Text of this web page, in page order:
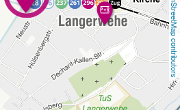
OpenStreetMap contributors